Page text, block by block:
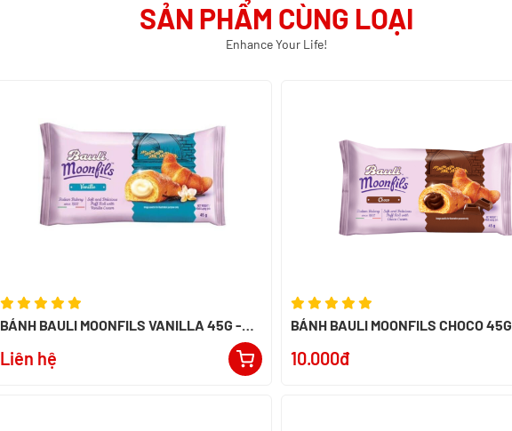
SẢN PHẨM CÙNG LOẠI
Enhance Your Life!
BÁNH BAULI MOONFILS VANILLA 45G -
Liên hệ
BÁNH BAULI MOONFILS CHOCO 45G
10.000đ